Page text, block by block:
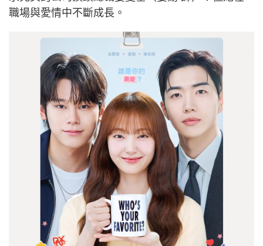
職場與愛情中不斷成長。